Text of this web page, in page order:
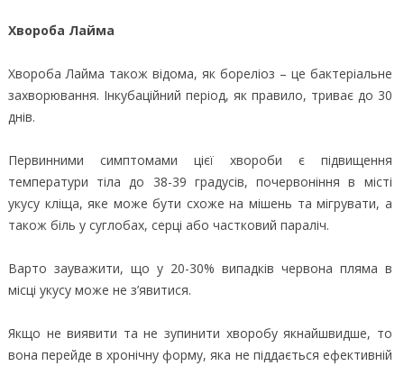
Хвороба Лайма
Хвороба Лайма також відома, як бореліоз – це бактеріальне
захворювання. Інкубаційний період, як правило, триває до 30
днів.
Первинними симптомами цієї хвороби є підвищення
температури тіла до 38-39 градусів, почервоніння в місті
укусу кліща, яке може бути схоже на мішень та мігрувати, а
також біль у суглобах, серці або частковий параліч.
Варто зауважити, що у 20-30% випадків червона пляма в
місці укусу може не з’явитися.
Якщо не виявити та не зупинити хворобу якнайшвидше, то
вона перейде в хронічну форму, яка не піддається ефективній